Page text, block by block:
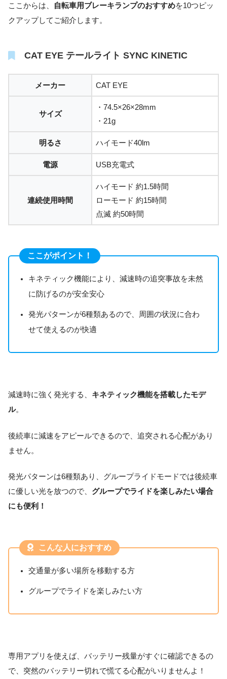
ここからは、 自転車用ブレーキランプのおすすめを10つピッ
クアップしてご紹介します。
CAT EYE テールライト SYNC KINETIC
メーカー CAT EYE
サイズ
・74.5×26×28mm
・21g
明るさ ハイモード40lm
電源 USB充電式
連続使用時間
ハイモード 約1.5時間
ローモード 約15時間
点滅 約50時間
ここがポイント！
キネティック機能により、減速時の追突事故を未然
に防げるのが安全安心
発光パターンが6種類あるので、周囲の状況に合わ
せて使えるのが快適
減速時に強く発光する、 キネティック機能を搭載したモデ
ル。
後続車に減速をアピールできるので、追突される心配があり
ません。
発光パターンは6種類あり、グループライドモードでは後続車
に優しい光を放つので、 グループでライドを楽しみたい場合
にも便利！
こんな人におすすめ
交通量が多い場所を移動する方
グループでライドを楽しみたい方
専用アプリを使えば、バッテリー残量がすぐに確認できるの
で、突然のバッテリー切れで慌てる心配がいりませんよ！